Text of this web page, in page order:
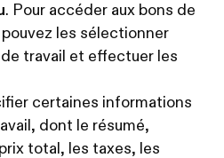
. Pour accéder aux bons de
les sélectionner
travail et effectuer les
certaines informations
dont le résumé,
total, les taxes, les